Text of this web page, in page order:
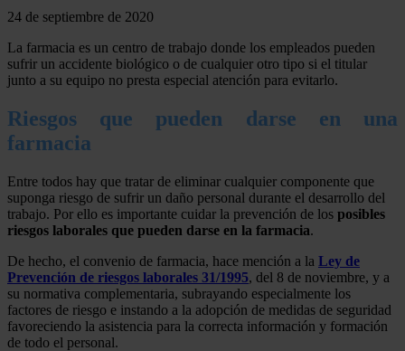
24 de septiembre de 2020
La farmacia es un centro de trabajo donde los empleados pueden
sufrir un accidente biológico o de cualquier otro tipo si el titular
junto a su equipo no presta especial atención para evitarlo.
Riesgos que pueden darse en una
farmacia
Entre todos hay que tratar de eliminar cualquier componente que
suponga riesgo de sufrir un daño personal durante el desarrollo del
trabajo. Por ello es importante cuidar la prevención de los posibles
riesgos laborales que pueden darse en la farmacia.
De hecho, el convenio de farmacia, hace mención a la Ley de
Prevención de riesgos laborales 31/1995, del 8 de noviembre, y a
su normativa complementaria, subrayando especialmente los
factores de riesgo e instando a la adopción de medidas de seguridad
favoreciendo la asistencia para la correcta información y formación
de todo el personal.